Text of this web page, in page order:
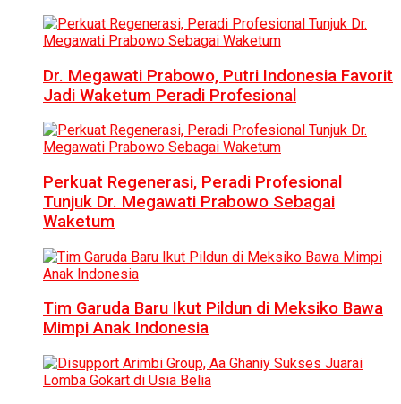
Dr. Megawati Prabowo, Putri Indonesia Favorit
Jadi Waketum Peradi Profesional
Perkuat Regenerasi, Peradi Profesional
Tunjuk Dr. Megawati Prabowo Sebagai
Waketum
Tim Garuda Baru Ikut Pildun di Meksiko Bawa
Mimpi Anak Indonesia